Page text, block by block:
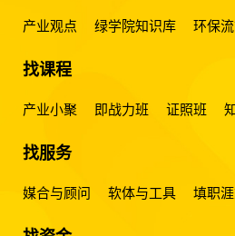
产业观点 绿学院知识库 环保
找课程
产业小聚 即战力班 证照班
找服务
媒合与顾问 软体与工具 填职